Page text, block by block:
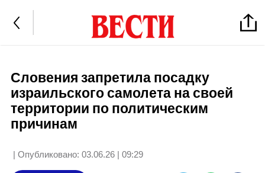
Словения запретила посадку
израильского самолета на своей
территории по политическим
причинам
| Опубликовано: 03.06.26 | 09:29